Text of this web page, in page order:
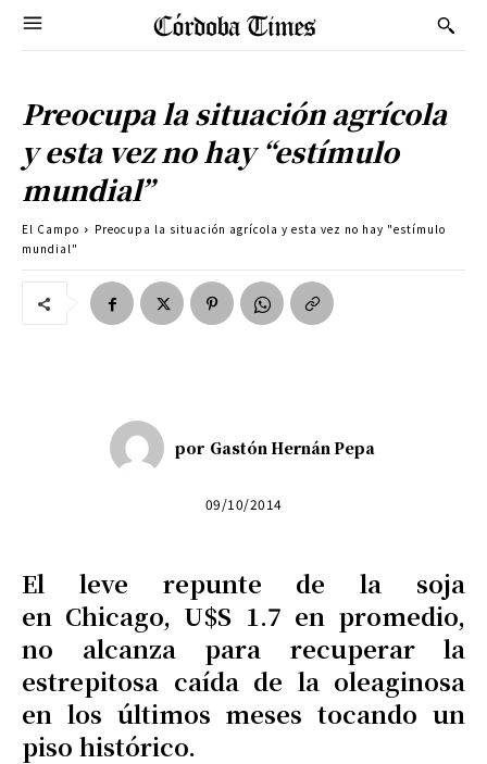
Preocupa la situación agrícola
y esta vez no hay “estímulo
mundial”
El Campo
Preocupa la situación agrícola y esta vez no hay "estímulo
mundial"
por Gastón Hernán Pepa
09/10/2014
El leve repunte de la soja
en Chicago, U$S 1.7 en promedio,
no alcanza para recuperar la
estrepitosa caída de la oleaginosa
en los últimos meses tocando un
piso histórico.